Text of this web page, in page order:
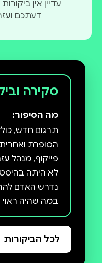
עדיין אין
דעתכם
סקירה
מה הסיפור:
תרגום חדש,
הסופרת
פייקוף, מנהל
לא היתה
נדרש האדם
במה שהיה ראוי
ההקדמה)
הידוע ביותר
האמריקנית
לכל הביקורות